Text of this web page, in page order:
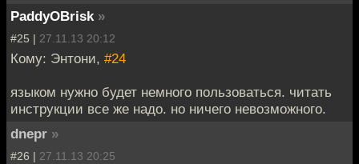
PaddyOBrisk »
#25 | 27.11.13 20:12
Кому: Энтони, #24
языком нужно будет немного пользоваться. читать
инструкции все же надо. но ничего невозможного.
dnepr »
#26 | 27.11.13 20:25